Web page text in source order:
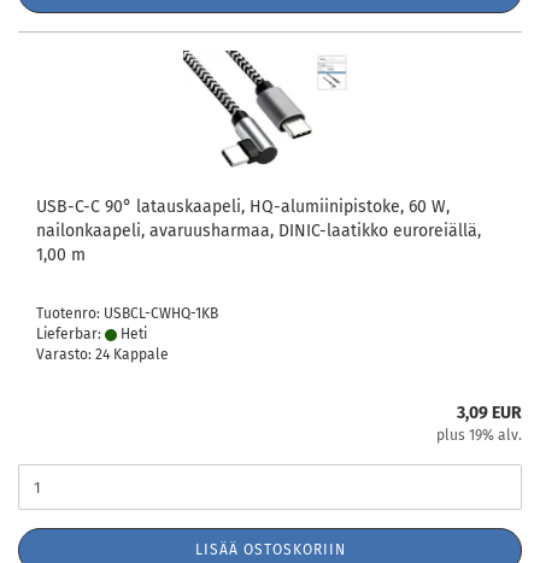
USB-C-C 90° latauskaapeli, HQ-alumiinipistoke, 60 W,
nailonkaapeli, avaruusharmaa, DINIC-laatikko euroreiällä,
1,00 m
Tuotenro: USBCL-CWHQ-1KB
Lieferbar:
Heti
Varasto: 24 Kappale
3,09 EUR
plus 19% alv.
LISÄÄ OSTOSKORIIN